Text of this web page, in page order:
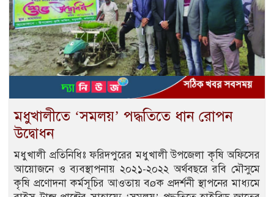
মধুখালীতে ‘সমলয়’ পদ্ধতিতে ধান রোপন
উদ্বোধন
মধুখালী প্রতিনিধিঃ ফরিদপুরের মধুখালী উপজেলা কৃষি অফিসের
আয়োজনে ও ব্যবস্থাপনায় ২০২১-২০২২ অর্থবছরে রবি মৌসুমে
কৃষি প্রণোদনা কর্মসূচির আওতায় বøক প্রদর্শনী স্থাপনের মাধ্যমে